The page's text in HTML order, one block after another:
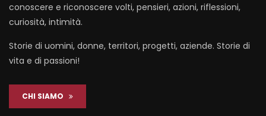
conoscere e riconoscere volti, pensieri, azioni, riflessioni,
curiosità, intimità.
Storie di uomini, donne, territori, progetti, aziende. Storie di
vita e di passioni!
CHI SIAMO